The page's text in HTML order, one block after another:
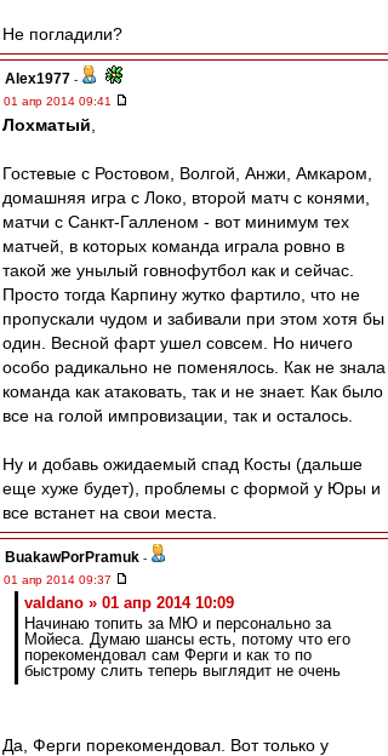
Не погладили?
Alex1977 -
01 апр 2014 09:41
Лохматый
Гостевые с Ростовом, Волгой, Анжи, Амкаром,
домашняя игра с Локо, второй матч с конями,
матчи с Санкт-Галленом - вот минимум тех
матчей, в которых команда играла ровно в
такой же унылый говнофутбол как и сейчас.
Просто тогда Карпину жутко фартило, что не
пропускали чудом и забивали при этом хотя бы
один. Весной фарт ушел совсем. Но ничего
особо радикально не поменялось. Как не знала
команда как атаковать, так и не знает. Как было
все на голой импровизации, так и осталось.
Ну и добавь ожидаемый спад Косты (дальше
еще хуже будет), проблемы с формой у Юры и
все встанет на свои места.
BuakawPorPramuk -
01 апр 2014 09:37
valdano » 01 апр 2014 10:09
Начинаю топить за МЮ и персонально за
Мойеса. Думаю шансы есть, потому что его
порекомендовал сам Ферги и как то по
быстрому слить теперь выглядит не очень
Да, Ферги порекомендовал. Вот только у